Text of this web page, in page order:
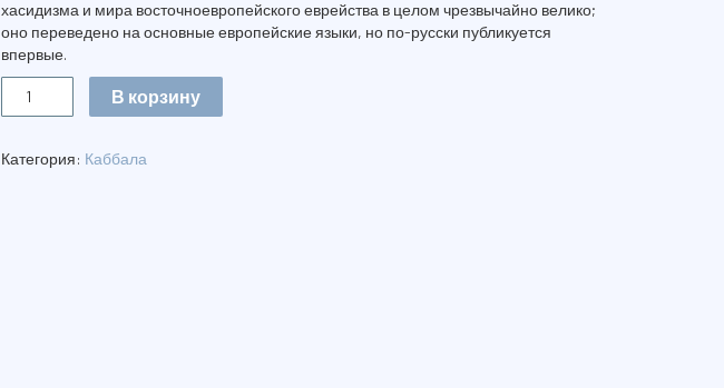
хасидизма и мира восточноевропейского еврейства в целом чрезвычайно велико;
оно переведено на основные европейские языки, но по-русски публикуется
впервые.
ШИВХЕЙ
ХВАЛЫ
В корзину
Категория: Каббала